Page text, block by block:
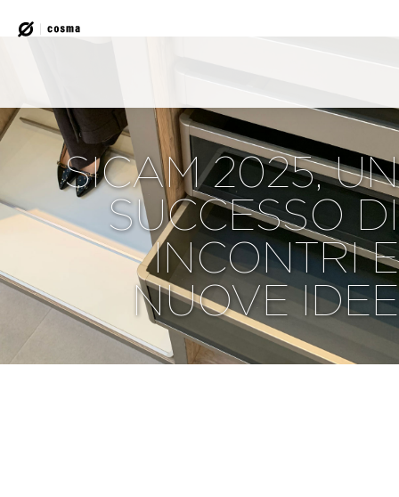
SICAM 2025, UN
SUCCESSO DI
INCONTRI E
NUOVE IDEE